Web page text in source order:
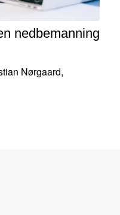
nedbemanning
Nørgaard,